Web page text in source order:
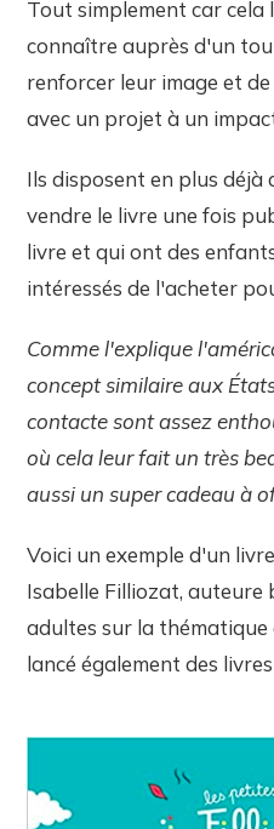
Tout simplement car cela
connaître auprès d'un
renforcer leur image et
avec un projet à un
Ils disposent en plus déjà
vendre le livre une fois
livre et qui ont des
intéressés de l'acheter
Comme l'explique
concept similaire aux
contacte sont assez
où cela leur fait un très
aussi un super cadeau à
Voici un exemple d'un
Isabelle Filliozat, auteure
adultes sur la thématique
lancé également des